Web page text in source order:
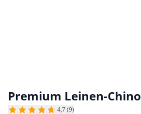
Premium Leinen-Chino
4,7 (9)